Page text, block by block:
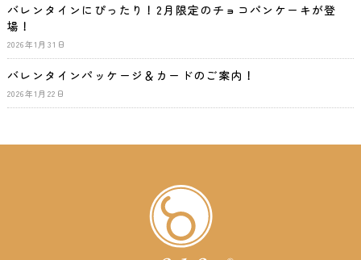
バレンタインにぴったり！2月限定のチョコパンケーキが登
場！
2026年1月31日
バレンタインパッケージ＆カードのご案内！
2026年1月22日